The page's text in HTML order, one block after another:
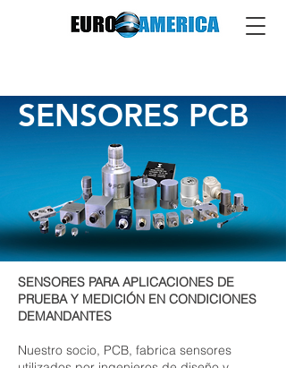
SENSORES PCB
SENSORES PARA APLICACIONES DE
PRUEBA Y MEDICIÓN EN CONDICIONES
DEMANDANTES
Nuestro socio, PCB, fabrica sensores